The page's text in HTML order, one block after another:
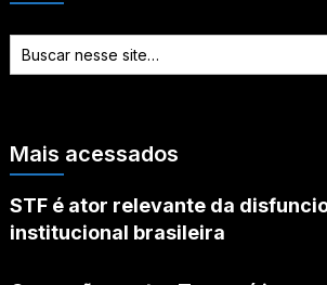
Mais acessados
STF é ator relevante da
institucional brasileira